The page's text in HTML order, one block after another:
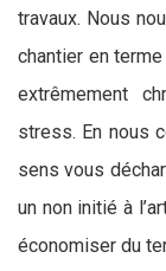
travaux. Nous
chantier en
extrêmement
stress. En nous
sens vous
un non initié à
économiser du